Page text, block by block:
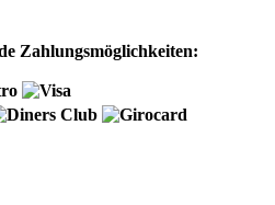
Zahlungsmöglichkeiten: